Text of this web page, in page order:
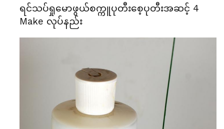
ရင်သပ်ရှုမောဖွယ်စက္ကူပုတီးစေ့ပုတီးအဆင့် 4
Make လုပ်နည်း